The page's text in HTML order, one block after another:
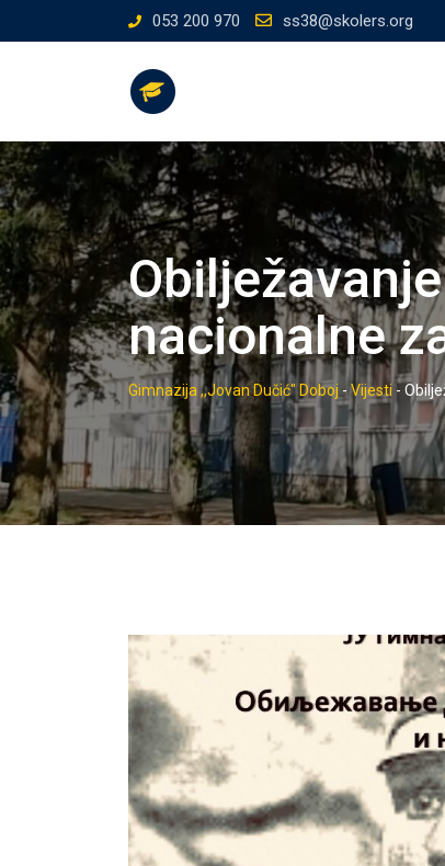
to
053 200 970 ss38@skolers.org
nacionalne
Gimnazija ,,Jovan Dučić" Doboj -Vijesti -